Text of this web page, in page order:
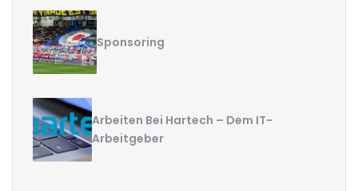
Sponsoring
Arbeiten Bei Hartech – Dem IT-
Arbeitgeber